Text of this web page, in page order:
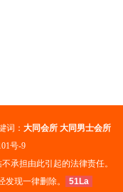
词： 大同会所 大同男士会所
号-9
承担由此引起的法律责任。
现一律删除。
51La